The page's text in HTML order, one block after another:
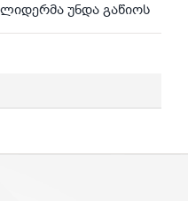
უნდა გაწიოს